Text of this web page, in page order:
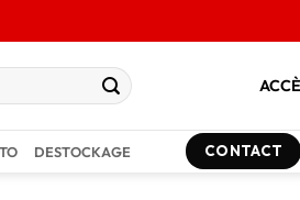
DESTOCKAGE CONTACT